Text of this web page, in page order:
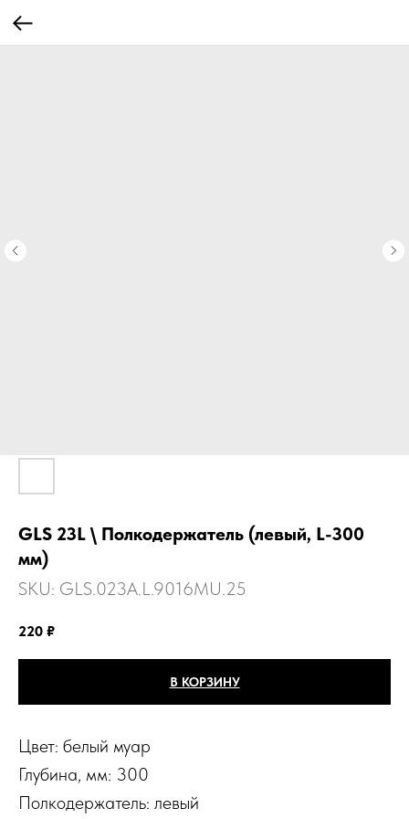
GLS 23L \ Полкодержатель (левый, L-300
мм)
SKU: GLS.023A.L.9016MU.25
220 ₽
В КОРЗИНУ
Цвет: белый муар
Глубина, мм: 300
Полкодержатель: левый